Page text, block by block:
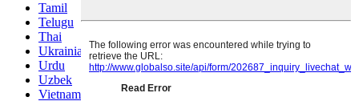
Tamil
Telugu
Thai
Ukrainian
Urdu
Uzbek
Vietnamese